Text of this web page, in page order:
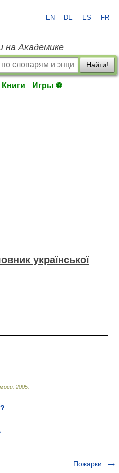
EN DE ES FR
на Академике
Найти!
Книги Игры ⚽
української
мови 2005
Пожарки